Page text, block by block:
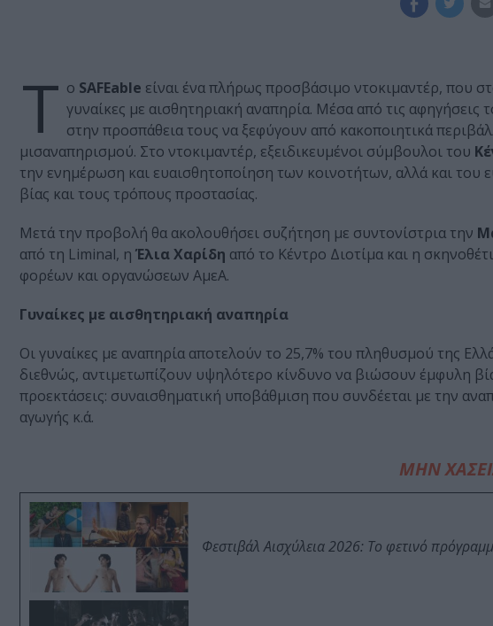
Τ ο SAFEable είναι ένα πλήρως προσβάσιμο ντοκιμαντέρ, που
γυναίκες με αισθητηριακή αναπηρία. Μέσα από τις
στην προσπάθεια τους να ξεφύγουν από κακοποιητικά
μισαναπηρισμού. Στο ντοκιμαντέρ, εξειδικευμένοι σύμβουλοι του
την ενημέρωση και ευαισθητοποίηση των κοινοτήτων, αλλά και του
βίας και τους τρόπους προστασίας.
Μετά την προβολή θα ακολουθήσει συζήτηση με συντονίστρια την
από τη Liminal, η Έλια Χαρίδη από το Κέντρο Διοτίμα και η
φορέων και οργανώσεων ΑμεΑ.
Γυναίκες με αισθητηριακή αναπηρία
Οι γυναίκες με αναπηρία αποτελούν το 25,7% του πληθυσμού της
διεθνώς, αντιμετωπίζουν υψηλότερο κίνδυνο να βιώσουν έμφυλη
προεκτάσεις: συναισθηματική υποβάθμιση που συνδέεται με την
αγωγής κ.ά.
ΜΗΝ
Φεστιβάλ Αισχύλεια 2026: Το φετινό